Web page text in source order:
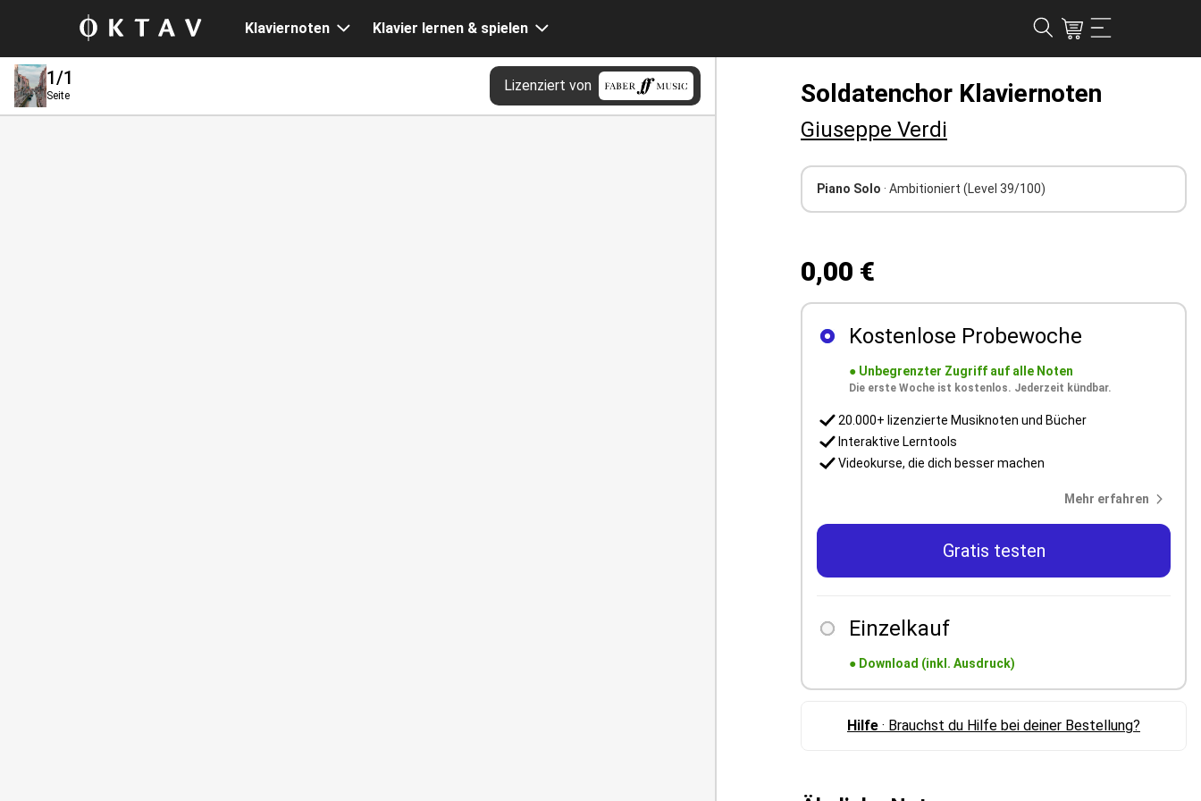
Klaviernoten Klavier lernen & spielen
1/1
Seite
Lizenziert von Soldatenchor Klaviernoten
Giuseppe Verdi
Piano Solo · Ambitioniert (Level 39/100)
0,00 €
Kostenlose Probewoche
● Unbegrenzter Zugriff auf alle Noten
Die erste Woche ist kostenlos. Jederzeit kündbar.
20.000+ lizenzierte Musiknoten und Bücher
Interaktive Lerntools
Videokurse, die dich besser machen
Mehr erfahren
Gratis testen
Einzelkauf
● Download (inkl. Ausdruck)
Hilfe · Brauchst du Hilfe bei deiner Bestellung?